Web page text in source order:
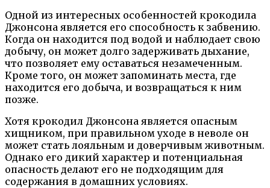
Одной из интересных особенностей крокодила
Джонсона является его способность к забвению.
Когда он находится под водой и наблюдает свою
добычу, он может долго задерживать дыхание,
что позволяет ему оставаться незамеченным.
Кроме того, он может запоминать места, где
находится его добыча, и возвращаться к ним
позже.
Хотя крокодил Джонсона является опасным
хищником, при правильном уходе в неволе он
может стать лояльным и доверчивым животным.
Однако его дикий характер и потенциальная
опасность делают его не подходящим для
содержания в домашних условиях.